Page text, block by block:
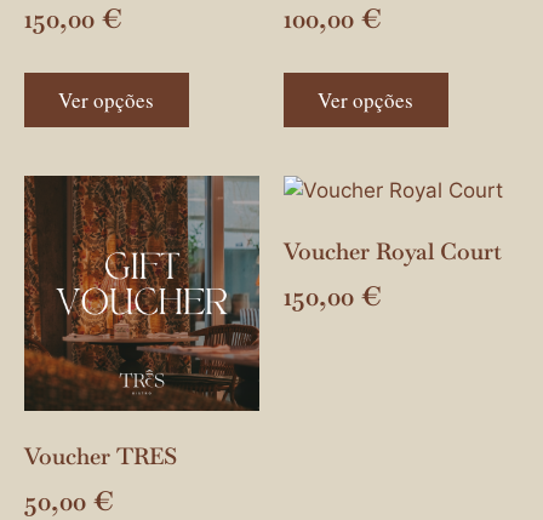
150,00 €
Ver opções
100,00 €
Ver opções
Voucher TRES
50,00 €
Voucher Royal Court
150,00 €